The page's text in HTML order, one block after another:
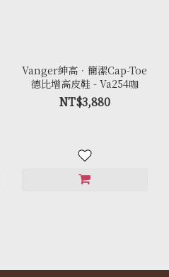
Vanger紳高．簡潔Cap-Toe
德比增高皮鞋 - Va254咖
NT$3,880